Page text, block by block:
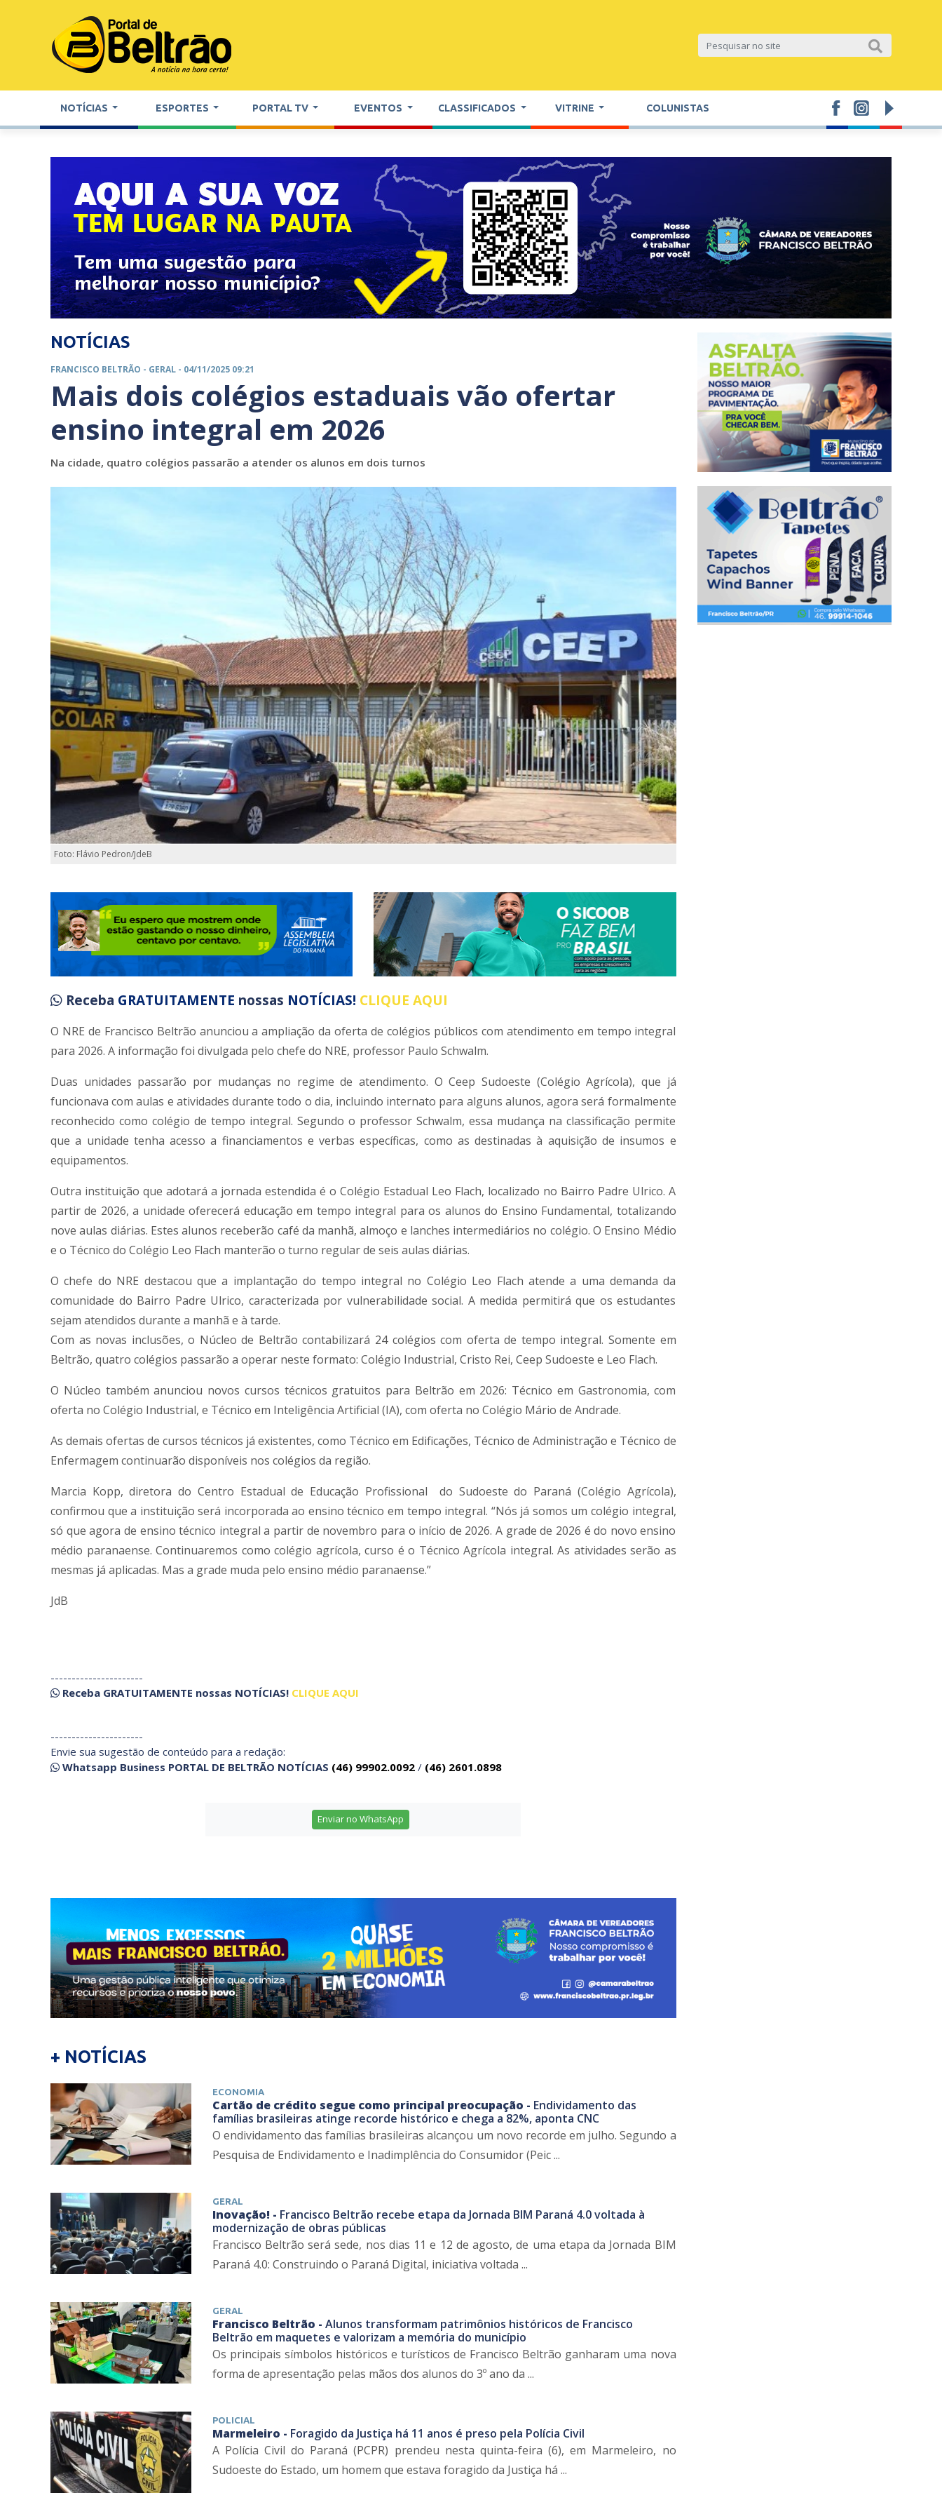
NOTÍCIAS ESPORTES PORTAL TV EVENTOS CLASSIFICADOS VITRINE COLUNISTAS
NOTÍCIAS
FRANCISCO BELTRÃO - GERAL - 04/11/2025 09:21
Mais dois colégios estaduais vão ofertar
ensino integral em 2026
Na cidade, quatro colégios passarão a atender os alunos em dois turnos
Foto: Flávio Pedron/JdeB
Receba GRATUITAMENTE nossas NOTÍCIAS! CLIQUE AQUI
O NRE de Francisco Beltrão anunciou a ampliação da oferta de colégios públicos com atendimento em tempo integral
para 2026. A informação foi divulgada pelo chefe do NRE, professor Paulo Schwalm.
Duas unidades passarão por mudanças no regime de atendimento. O Ceep Sudoeste (Colégio Agrícola), que já
funcionava com aulas e atividades durante todo o dia, incluindo internato para alguns alunos, agora será formalmente
reconhecido como colégio de tempo integral. Segundo o professor Schwalm, essa mudança na classificação permite
que a unidade tenha acesso a financiamentos e verbas específicas, como as destinadas à aquisição de insumos e
equipamentos.
Outra instituição que adotará a jornada estendida é o Colégio Estadual Leo Flach, localizado no Bairro Padre Ulrico. A
partir de 2026, a unidade oferecerá educação em tempo integral para os alunos do Ensino Fundamental, totalizando
nove aulas diárias. Estes alunos receberão café da manhã, almoço e lanches intermediários no colégio. O Ensino Médio
e o Técnico do Colégio Leo Flach manterão o turno regular de seis aulas diárias.
O chefe do NRE destacou que a implantação do tempo integral no Colégio Leo Flach atende a uma demanda da
comunidade do Bairro Padre Ulrico, caracterizada por vulnerabilidade social. A medida permitirá que os estudantes
sejam atendidos durante a manhã e à tarde.
Com as novas inclusões, o Núcleo de Beltrão contabilizará 24 colégios com oferta de tempo integral. Somente em
Beltrão, quatro colégios passarão a operar neste formato: Colégio Industrial, Cristo Rei, Ceep Sudoeste e Leo Flach.
O Núcleo também anunciou novos cursos técnicos gratuitos para Beltrão em 2026: Técnico em Gastronomia, com
oferta no Colégio Industrial, e Técnico em Inteligência Artificial (IA), com oferta no Colégio Mário de Andrade.
As demais ofertas de cursos técnicos já existentes, como Técnico em Edificações, Técnico de Administração e Técnico de
Enfermagem continuarão disponíveis nos colégios da região.
Marcia Kopp, diretora do Centro Estadual de Educação Profissional do Sudoeste do Paraná (Colégio Agrícola),
confirmou que a instituição será incorporada ao ensino técnico em tempo integral. “Nós já somos um colégio integral,
só que agora de ensino técnico integral a partir de novembro para o início de 2026. A grade de 2026 é do novo ensino
médio paranaense. Continuaremos como colégio agrícola, curso é o Técnico Agrícola integral. As atividades serão as
mesmas já aplicadas. Mas a grade muda pelo ensino médio paranaense.”
JdB
----------------------
Receba GRATUITAMENTE nossas NOTÍCIAS! CLIQUE AQUI
----------------------
Envie sua sugestão de conteúdo para a redação:
Whatsapp Business PORTAL DE BELTRÃO NOTÍCIAS (46) 99902.0092 / (46) 2601.0898
Enviar no WhatsApp
+ NOTÍCIAS
ECONOMIA
Cartão de crédito segue como principal preocupação - Endividamento das
famílias brasileiras atinge recorde histórico e chega a 82%, aponta CNC
O endividamento das famílias brasileiras alcançou um novo recorde em julho. Segundo a
Pesquisa de Endividamento e Inadimplência do Consumidor (Peic ...
GERAL
Inovação! - Francisco Beltrão recebe etapa da Jornada BIM Paraná 4.0 voltada à
modernização de obras públicas
Francisco Beltrão será sede, nos dias 11 e 12 de agosto, de uma etapa da Jornada BIM
Paraná 4.0: Construindo o Paraná Digital, iniciativa voltada ...
GERAL
Francisco Beltrão - Alunos transformam patrimônios históricos de Francisco
Beltrão em maquetes e valorizam a memória do município
Os principais símbolos históricos e turísticos de Francisco Beltrão ganharam uma nova
forma de apresentação pelas mãos dos alunos do 3º ano da ...
POLICIAL
Marmeleiro - Foragido da Justiça há 11 anos é preso pela Polícia Civil
A Polícia Civil do Paraná (PCPR) prendeu nesta quinta-feira (6), em Marmeleiro, no
Sudoeste do Estado, um homem que estava foragido da Justiça há ...